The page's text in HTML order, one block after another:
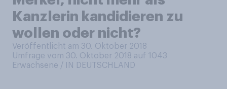
Kanzlerin kandidieren zu
wollen oder nicht?
Veröffentlicht am 30. Oktober 2018
Umfrage vom 30. Oktober 2018 auf 1043
Erwachsene / IN DEUTSCHLAND